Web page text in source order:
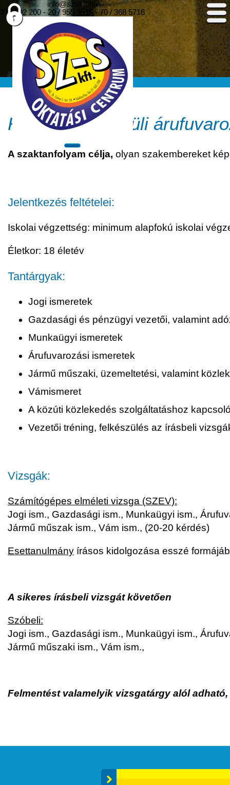
info@szskft.hu
27 / 502 200 -20 / 955 3515- 70 / 368 5716
Korlátozás nélküli
A szaktanfolyam célja, olyan szakembereket
Jelentkezés feltételei:
Iskolai végzettség: minimum alapfokú iskolai
Életkor: 18 életév
Tantárgyak:
Jogi ismeretek
Gazdasági és pénzügyi vezetői, valamint
Munkaügyi ismeretek
Árufuvarozási ismeretek
Jármű műszaki, üzemeltetési, valamint
Vámismeret
A közúti közlekedés szolgáltatáshoz
Vezetői tréning, felkészülés az írásbeli
Vizsgák:
Számítógépes elméleti vizsga (SZEV):
Jogi ism., Gazdasági ism., Munkaügyi ism.,
Jármű műszak ism., Vám ism., (20-20 kérdés)
Esettanulmány írásos kidolgozása esszé
A sikeres írásbeli vizsgát követően
Szóbeli:
Jogi ism., Gazdasági ism., Munkaügyi ism.,
Jármű műszaki ism., Vám ism.,
Felmentést valamelyik vizsgatárgy alól